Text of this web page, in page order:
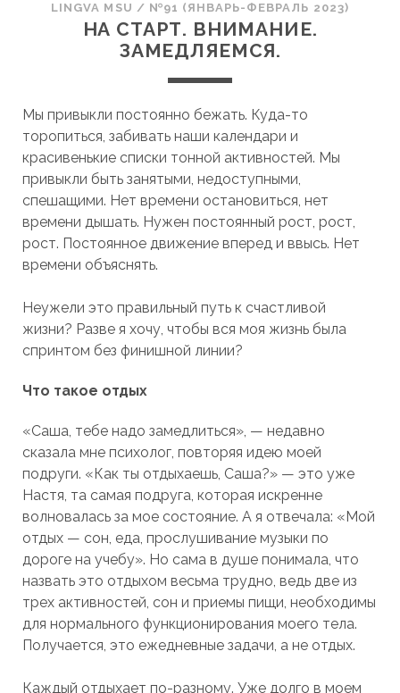
LINGVA MSU / №91 (ЯНВАРЬ-ФЕВРАЛЬ 2023)
НА СТАРТ. ВНИМАНИЕ.
ЗАМЕДЛЯЕМСЯ.
Мы привыкли постоянно бежать. Куда-то
торопиться, забивать наши календари и
красивенькие списки тонной активностей. Мы
привыкли быть занятыми, недоступными,
спешащими. Нет времени остановиться, нет
времени дышать. Нужен постоянный рост, рост,
рост. Постоянное движение вперед и ввысь. Нет
времени объяснять.
Неужели это правильный путь к счастливой
жизни? Разве я хочу, чтобы вся моя жизнь была
спринтом без финишной линии?
Что такое отдых
«Саша, тебе надо замедлиться», — недавно
сказала мне психолог, повторяя идею моей
подруги. «Как ты отдыхаешь, Саша?» — это уже
Настя, та самая подруга, которая искренне
волновалась за мое состояние. А я отвечала: «Мой
отдых — сон, еда, прослушивание музыки по
дороге на учебу». Но сама в душе понимала, что
назвать это отдыхом весьма трудно, ведь две из
трех активностей, сон и приемы пищи, необходимы
для нормального функционирования моего тела.
Получается, это ежедневные задачи, а не отдых.
Каждый отдыхает по-разному. Уже долго в моем